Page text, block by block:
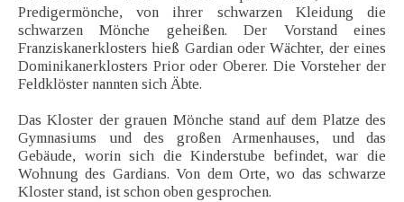
Predigermönche, von ihrer schwarzen Kleidung die
schwarzen Mönche geheißen. Der Vorstand eines
Franziskanerklosters hieß Gardian oder Wächter, der eines
Dominikanerklosters Prior oder Oberer. Die Vorsteher der
Feldklöster nannten sich Äbte.
Das Kloster der grauen Mönche stand auf dem Platze des
Gymnasiums und des großen Armenhauses, und das
Gebäude, worin sich die Kinderstube befindet, war die
Wohnung des Gardians. Von dem Orte, wo das schwarze
Kloster stand, ist schon oben gesprochen.